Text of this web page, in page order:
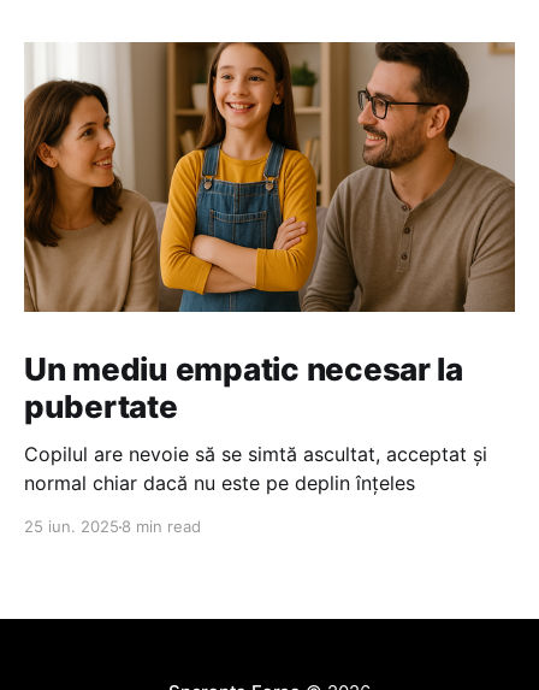
Un mediu empatic necesar la
pubertate
Copilul are nevoie să se simtă ascultat, acceptat și
normal chiar dacă nu este pe deplin înțeles
25 iun. 2025 8 min read